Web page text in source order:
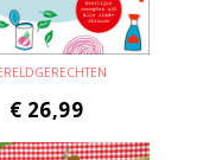
€ 26,99